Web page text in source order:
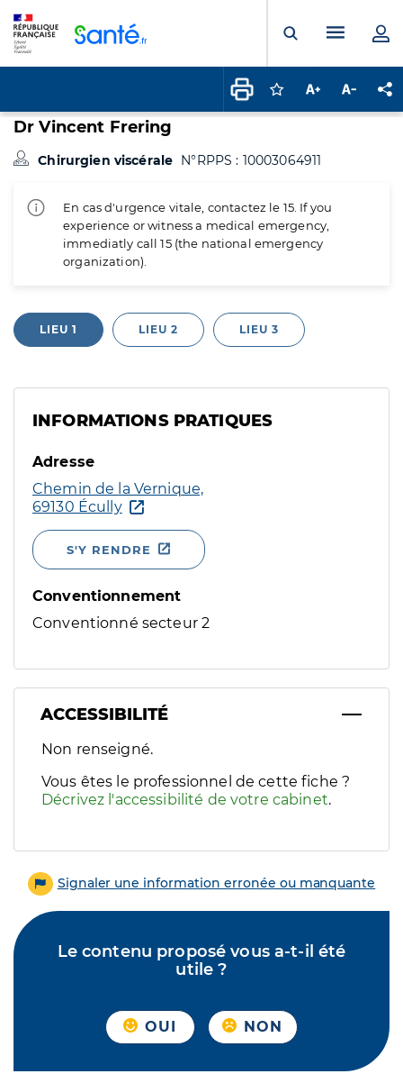
Ouvrir laMenu
Connectez-vous
Augmenter la
Dr Vincent Frering
Chirurgien viscérale N°RPPS : 10003064911
En cas d'urgence vitale, contactez le 15. If you
experience or witness a medical emergency,
immediatly call 15 (the national emergency
organization).
LIEU 1 LIEU 2 LIEU 3
INFORMATIONS PRATIQUES
Adresse
Chemin de la Vernique,
69130 Écully
S'Y RENDRE
Conventionnement
Conventionné secteur 2
ACCESSIBILITÉ
Filtres
Sélectionnez un ou plusieurs handicaps/besoins
Non renseigné.
Vous êtes le professionnel de cette fiche ?
Décrivez l'accessibilité de votre cabinet.
Signaler une information erronée ou manquante
Le contenu proposé vous a-t-il été
utile ?
OUI NON